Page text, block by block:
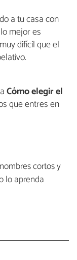
a tu casa con
mejor es
difícil que el
Cómo elegir el
que entres en
cortos y
lo aprenda